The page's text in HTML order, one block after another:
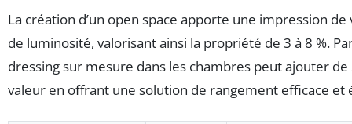
La création d’un open space apporte une impression
de luminosité, valorisant ainsi la propriété de 3 à 8 %.
dressing sur mesure dans les chambres peut ajouter de
valeur en offrant une solution de rangement efficace et